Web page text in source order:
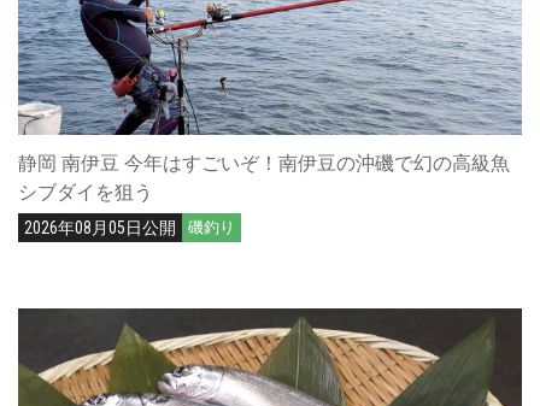
静岡 南伊豆 今年はすごいぞ！南伊豆の沖磯で幻の高級魚
シブダイを狙う
2026年08月05日公開 磯釣り